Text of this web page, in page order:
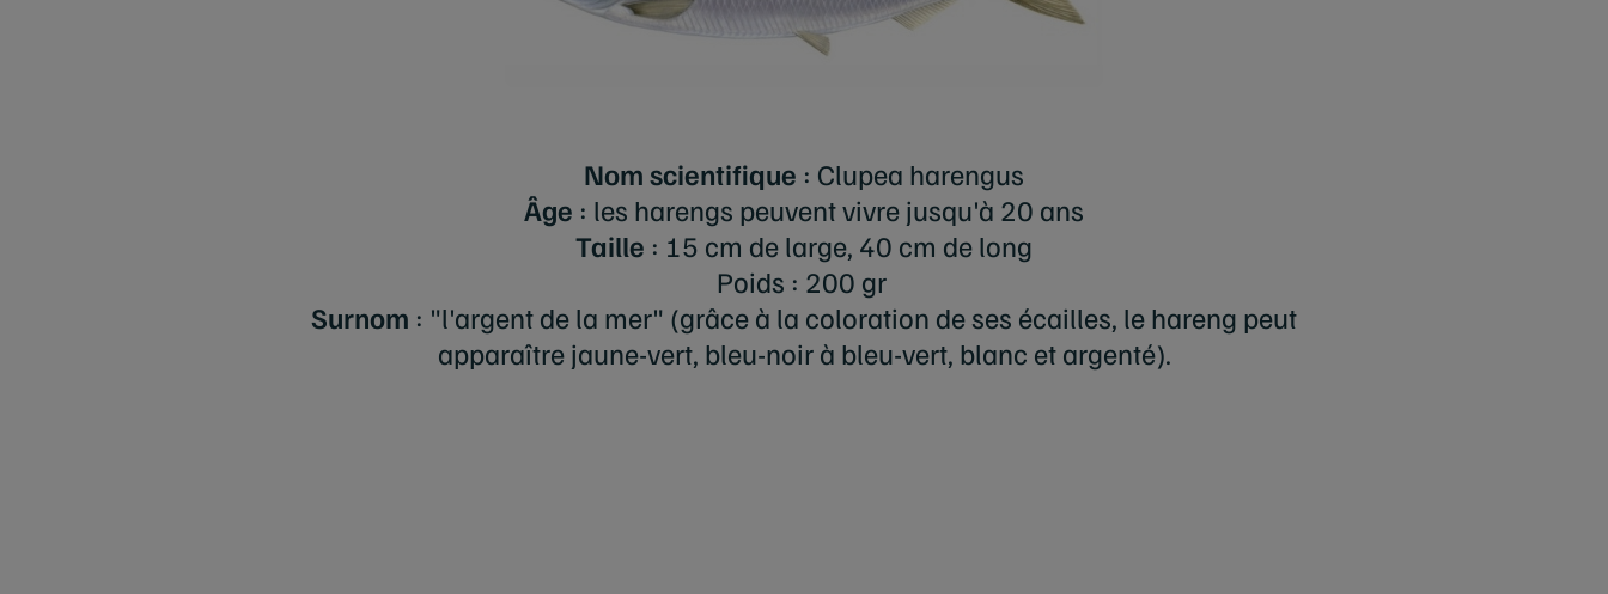
Nom scientifique : Clupea harengus
Âge : les harengs peuvent vivre jusqu'à 20 ans
Taille : 15 cm de large, 40 cm de long
Poids : 200 gr
Surnom : "l'argent de la mer" (grâce à la coloration de ses écailles, le hareng peut
apparaître jaune-vert, bleu-noir à bleu-vert, blanc et argenté).